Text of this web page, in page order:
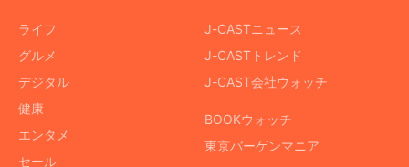
ライフ
グルメ
デジタル
健康
エンタメ
セール
J-CASTニュース
J-CASTトレンド
J-CAST会社ウォッチ
BOOKウォッチ
東京バーゲンマニア